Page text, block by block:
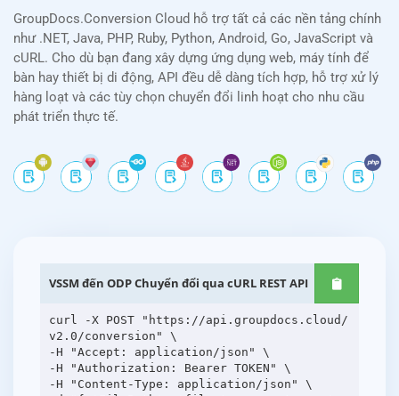
GroupDocs.Conversion Cloud hỗ trợ tất cả các nền tảng chính
như .NET, Java, PHP, Ruby, Python, Android, Go, JavaScript và
cURL. Cho dù bạn đang xây dựng ứng dụng web, máy tính để
bàn hay thiết bị di động, API đều dễ dàng tích hợp, hỗ trợ xử lý
hàng loạt và các tùy chọn chuyển đổi linh hoạt cho nhu cầu
phát triển thực tế.
VSSM đến ODP Chuyển đổi qua cURL REST API
curl -X POST "https://api.groupdocs.cloud/
v2.0/conversion" \
-H "Accept: application/json" \
-H "Authorization: Bearer TOKEN" \
-H "Content-Type: application/json" \